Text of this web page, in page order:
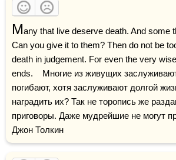
Many that live deserve death. And some
Can you give it to them? Then do not be
death in judgement. For even the very
ends.    Многие из живущих
погибают, хотя заслуживают долгой
наградить их? Так не торопись же
приговоры. Даже мудрейшие не могут
Джон Толкин